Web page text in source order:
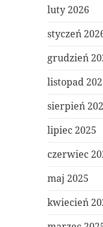
luty 2026
styczeń
grudzień
listopad
sierpień
lipiec 2025
czerwiec
maj 2025
kwiecień